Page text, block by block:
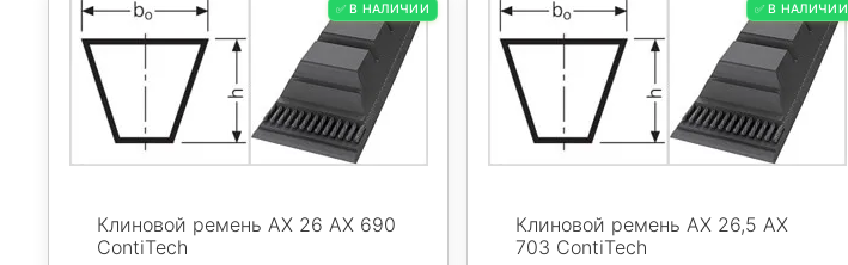
✅ В НАЛИЧИИ
Клиновой ремень AX 26 AX 690
ContiTech
✅ В НАЛИЧИИ
Клиновой ремень AX 26,5 AX
703 ContiTech